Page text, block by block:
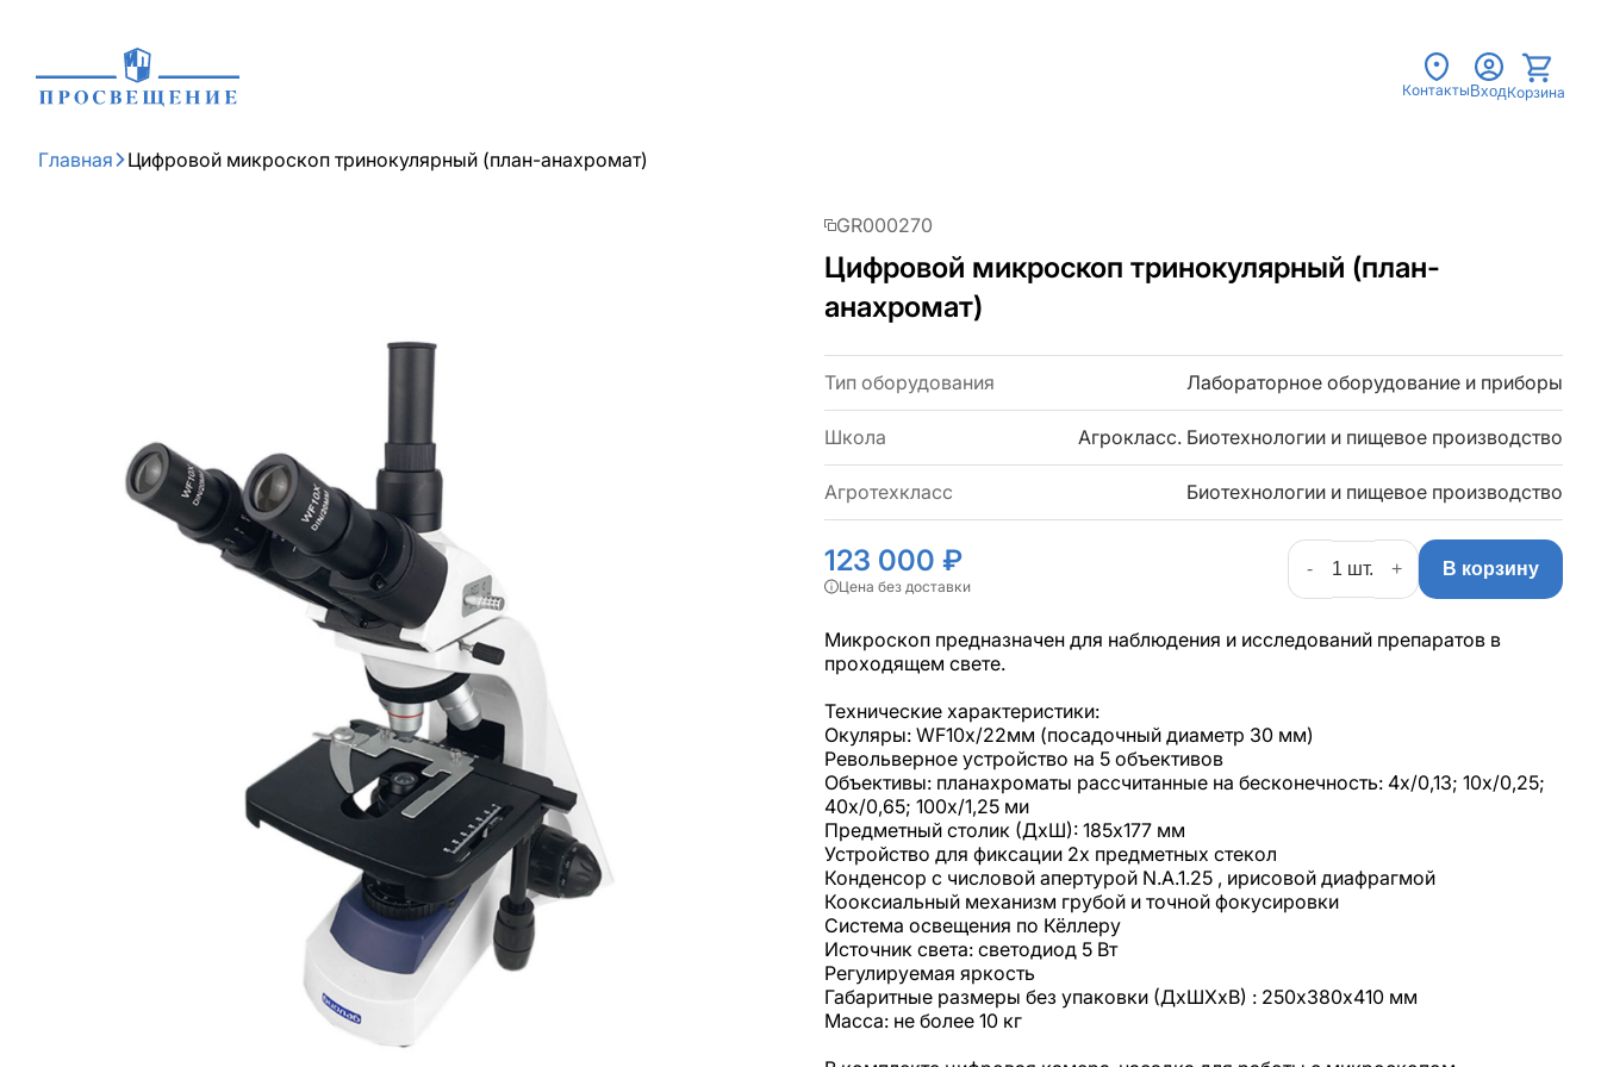
Контакты ВходКорзина
Главная Цифровой микроскоп тринокулярный (план-анахромат)
GR000270
Цифровой микроскоп тринокулярный (план-
анахромат)
Тип оборудования Лабораторное оборудование и приборы
Школа Агрокласс. Биотехнологии и пищевое производство
Агротехкласс Биотехнологии и пищевое производство
123 000 ₽
Цена без доставки
- + В корзину
Микроскоп предназначен для наблюдения и исследований препаратов в
проходящем свете.
Технические характеристики:
Окуляры: WF10х/22мм (посадочный диаметр 30 мм)
Револьверное устройство на 5 объективов
Объективы: планахроматы рассчитанные на бесконечность: 4x/0,13; 10x/0,25;
40x/0,65; 100x/1,25 ми
Предметный столик (ДхШ): 185х177 мм
Устройство для фиксации 2х предметных стекол
Конденсор с числовой апертурой N.A.1.25 , ирисовой диафрагмой
Кооксиальный механизм грубой и точной фокусировки
Система освещения по Кёллеру
Источник света: светодиод 5 Вт
Регулируемая яркость
Габаритные размеры без упаковки (ДхШХхВ) : 250х380х410 мм
Масса: не более 10 кг